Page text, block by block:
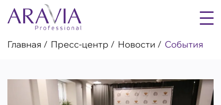
Главная Пресс-центр Новости События